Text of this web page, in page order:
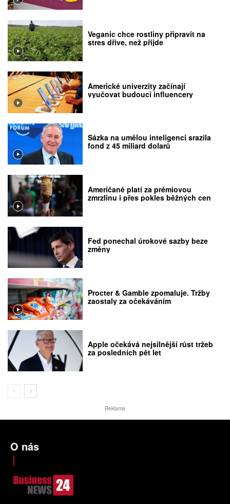
Veganic chce rostliny připravit na
stres dříve, než přijde
Americké univerzity začínají
vyučovat budoucí influencery
Sázka na umělou inteligenci srazila
fond z 45 miliard dolarů
Američané platí za prémiovou
zmrzlinu i přes pokles běžných cen
Fed ponechal úrokové sazby beze
změny
Procter & Gamble zpomaluje. Tržby
zaostaly za očekáváním
Apple očekává nejsilnější růst tržeb
za posledních pět let
Reklama
O nás